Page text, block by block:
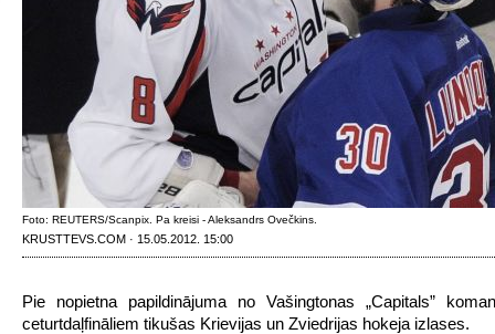
Foto: REUTERS/Scanpix. Pa kreisi - Aleksandrs Ovečkins.
KRUSTTEVS.COM · 15.05.2012. 15:00
Pie nopietna papildinājuma no Vašingtonas „Capitals”
ceturtdaļfināliem tikušas Krievijas un Zviedrijas hokeja izlases.